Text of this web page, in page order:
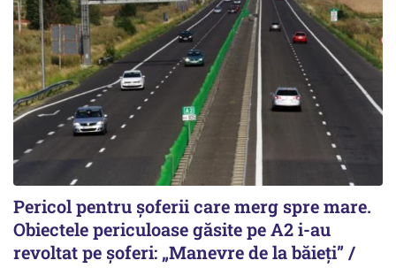
Pericol pentru șoferii care merg spre mare.
Obiectele periculoase găsite pe A2 i-au
revoltat pe șoferi: „Manevre de la băieți” /